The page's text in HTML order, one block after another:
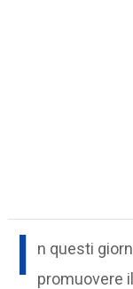
I
n questi
promuovere